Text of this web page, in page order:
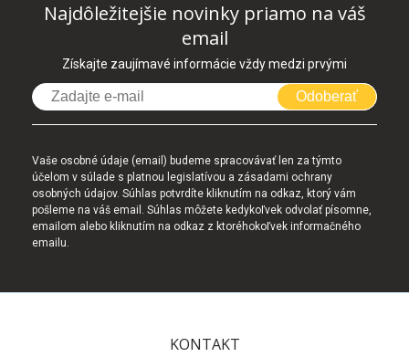
Najdôležitejšie novinky priamo na váš
email
Získajte zaujímavé informácie vždy medzi prvými
Odoberať
Vaše osobné údaje (email) budeme spracovávať len za týmto
účelom v súlade s platnou legislatívou a zásadami ochrany
osobných údajov. Súhlas potvrdíte kliknutím na odkaz, ktorý vám
pošleme na váš email. Súhlas môžete kedykoľvek odvolať písomne,
emailom alebo kliknutím na odkaz z ktoréhokoľvek informačného
emailu.
KONTAKT